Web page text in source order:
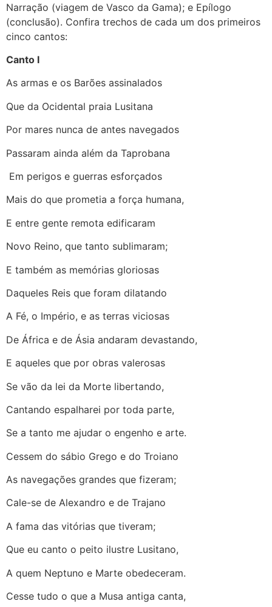
Narração (viagem de Vasco da Gama); e Epílogo
(conclusão). Confira trechos de cada um dos primeiros
cinco cantos:
Canto I
As armas e os Barões assinalados
Que da Ocidental praia Lusitana
Por mares nunca de antes navegados
Passaram ainda além da Taprobana
Em perigos e guerras esforçados
Mais do que prometia a força humana,
E entre gente remota edificaram
Novo Reino, que tanto sublimaram;
E também as memórias gloriosas
Daqueles Reis que foram dilatando
A Fé, o Império, e as terras viciosas
De África e de Ásia andaram devastando,
E aqueles que por obras valerosas
Se vão da lei da Morte libertando,
Cantando espalharei por toda parte,
Se a tanto me ajudar o engenho e arte.
Cessem do sábio Grego e do Troiano
As navegações grandes que fizeram;
Cale-se de Alexandro e de Trajano
A fama das vitórias que tiveram;
Que eu canto o peito ilustre Lusitano,
A quem Neptuno e Marte obedeceram.
Cesse tudo o que a Musa antiga canta,